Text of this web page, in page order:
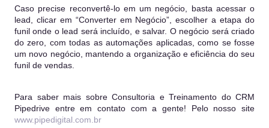
Caso precise reconvertê-lo em um negócio, basta acessar o
lead, clicar em “Converter em Negócio”, escolher a etapa do
funil onde o lead será incluído, e salvar. O negócio será criado
do zero, com todas as automações aplicadas, como se fosse
um novo negócio, mantendo a organização e eficiência do seu
funil de vendas.
Para saber mais sobre Consultoria e Treinamento do CRM
Pipedrive entre em contato com a gente! Pelo nosso site
www.pipedigital.com.br